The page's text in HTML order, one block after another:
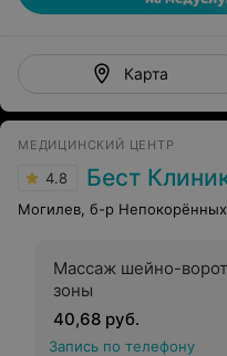
Карта
МЕДИЦИНСКИЙ ЦЕНТР
4.8 Бест
Могилев, б-р
Массаж шейно-
зоны
40,68 руб.
Запись по телефону